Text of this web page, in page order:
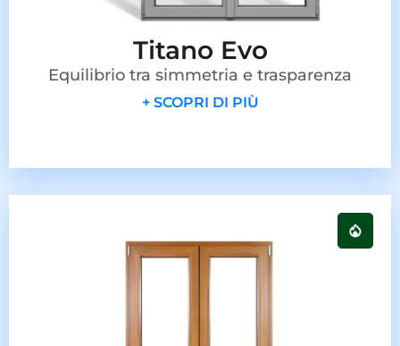
Titano Evo
Equilibrio tra simmetria e trasparenza
+ SCOPRI DI PIÙ